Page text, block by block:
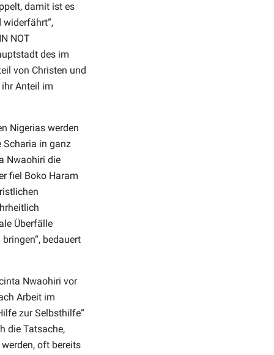
damit ist es
widerfährt“,
NOT
des im
von Christen und
Anteil im
Nigerias werden
Scharia in ganz
Nwaohiri die
fiel Boko Haram
Überfälle
bedauert
Nwaohiri vor
Arbeit im
zur Selbsthilfe“
die Tatsache,
oft bereits